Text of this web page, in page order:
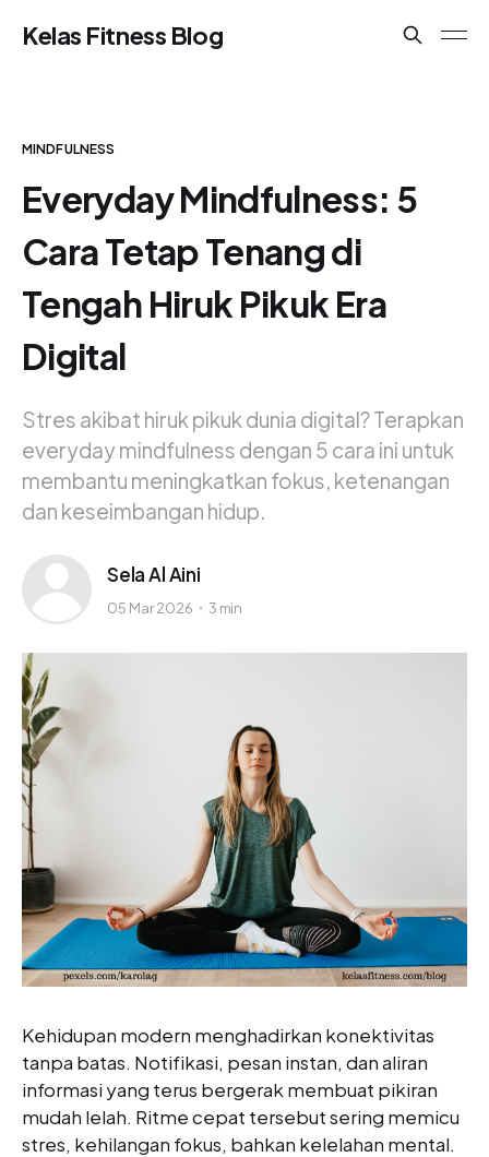
Kelas Fitness Blog
MINDFULNESS
Everyday Mindfulness: 5
Cara Tetap Tenang di
Tengah Hiruk Pikuk Era
Digital
Stres akibat hiruk pikuk dunia digital? Terapkan
everyday mindfulness dengan 5 cara ini untuk
membantu meningkatkan fokus, ketenangan
dan keseimbangan hidup.
Sela Al Aini
05 Mar 2026 3 min
Kehidupan modern menghadirkan konektivitas
tanpa batas. Notifikasi, pesan instan, dan aliran
informasi yang terus bergerak membuat pikiran
mudah lelah. Ritme cepat tersebut sering memicu
stres, kehilangan fokus, bahkan kelelahan mental.